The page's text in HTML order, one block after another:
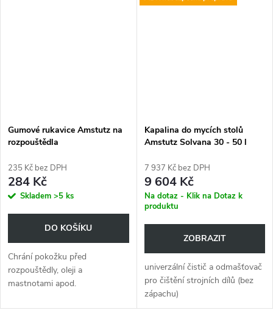
Gumové rukavice Amstutz na
rozpouštědla
235 Kč bez DPH
284 Kč
Skladem >5 ks
DO KOŠÍKU
Chrání pokožku před
rozpouštědly, oleji a
mastnotami apod.
Kapalina do mycích stolů
Amstutz Solvana 30 - 50 l
7 937 Kč bez DPH
9 604 Kč
Na dotaz - Klik na Dotaz k
produktu
ZOBRAZIT
univerzální čistič a odmašťovač
pro čištění strojních dílů (bez
zápachu)